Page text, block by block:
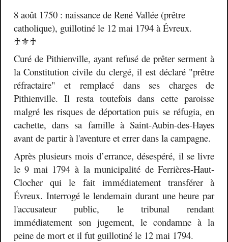
8 août 1750 : naissance de René Vallée (prêtre
catholique), guillotiné le 12 mai 1794 à Évreux.
♰⚜️♰
Curé de Pithienville, ayant refusé de prêter serment à
la Constitution civile du clergé, il est déclaré "prêtre
réfractaire" et remplacé dans ses charges de
Pithienville. Il resta toutefois dans cette paroisse
malgré les risques de déportation puis se réfugia, en
cachette, dans sa famille à Saint-Aubin-des-Hayes
avant de partir à l'aventure et errer dans la campagne.
Après plusieurs mois d’errance, désespéré, il se livre
le 9 mai 1794 à la municipalité de Ferrières-Haut-
Clocher qui le fait immédiatement transférer à
Évreux. Interrogé le lendemain durant une heure par
l'accusateur public, le tribunal rendant
immédiatement son jugement, le condamne à la
peine de mort et il fut guillotiné le 12 mai 1794.